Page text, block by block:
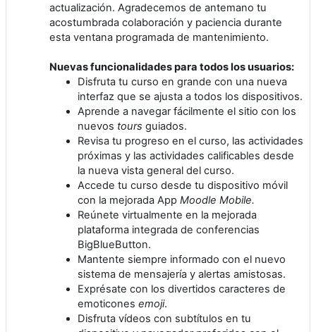
actualización. Agradecemos de antemano tu
acostumbrada colaboración y paciencia durante
esta ventana programada de mantenimiento.
Nuevas funcionalidades para todos los usuarios:
Disfruta tu curso en grande con una nueva
interfaz que se ajusta a todos los dispositivos.
Aprende a navegar fácilmente el sitio con los
nuevos tours guiados.
Revisa tu progreso en el curso, las actividades
próximas y las actividades calificables desde
la nueva vista general del curso.
Accede tu curso desde tu dispositivo móvil
con la mejorada App Moodle Mobile.
Reúnete virtualmente en la mejorada
plataforma integrada de conferencias
BigBlueButton.
Mantente siempre informado con el nuevo
sistema de mensajería y alertas amistosas.
Exprésate con los divertidos caracteres de
emoticones emoji.
Disfruta vídeos con subtítulos en tu